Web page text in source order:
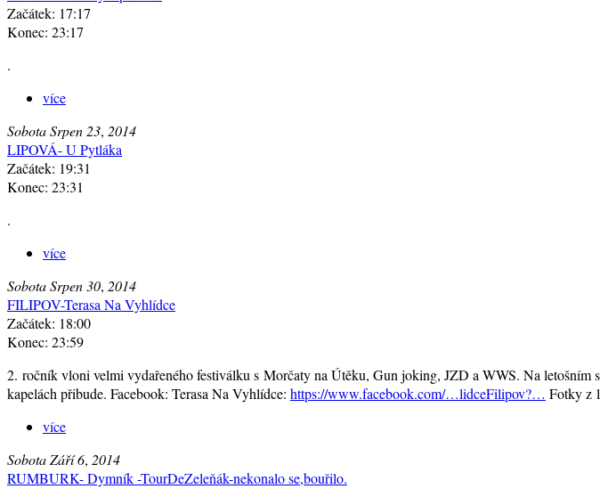
Začátek: 17:17
Konec: 23:17
.
více
SobotaSrpen 23, 2014
LIPOVÁ- U Pytláka
Začátek: 19:31
Konec: 23:31
.
více
SobotaSrpen30, 2014
FILIPOV-Terasa Na Vyhlídce
Začátek: 18:00
Konec: 23:59
2. ročník vloni velmi vydařeného festiválku s Morčaty na Útěku, Gun joking, JZD a WWS. Na letošním
kapelách přibude. Facebook: Terasa Na Vyhlídce: https://www.facebook.com/…lidceFilipov?… Fotky z
více
SobotaZáří6, 2014
RUMBURK- Dymník -TourDeZeleňák-nekonalo se,bouřilo.